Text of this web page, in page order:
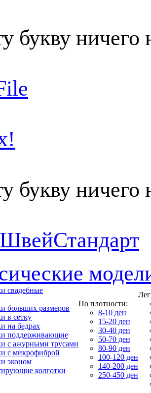
букву ничего
букву ничего
свадебные
больших размеров
в сетку
на бедрах
поддерживающие
с ажурными трусами
с микрофиброй
эконом
колготки
По плотности:
8-10 ден
15-20 ден
30-40 ден
50-70 ден
80-90 ден
100-120 ден
140-200 ден
250-450 ден